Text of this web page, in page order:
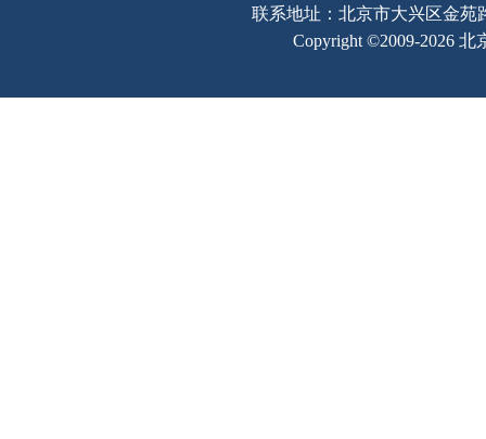
联系地址：北京市大兴区金苑
Copyright ©2009-2026 北